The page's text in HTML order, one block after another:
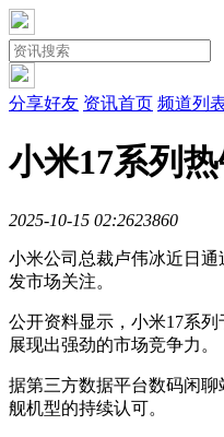
分享好友 资讯首页 频道列
小米17系列
2025-10-15 02:2623860
小米公司总裁卢伟冰近日
发市场关注。
公开资料显示，小米17系
展现出强劲的市场竞争力。
据第三方数据平台数码闲
舰机型的持续认可。